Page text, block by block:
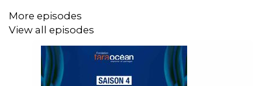
More episodes
View all episodes